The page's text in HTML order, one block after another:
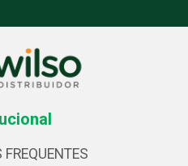
FREQUENTES